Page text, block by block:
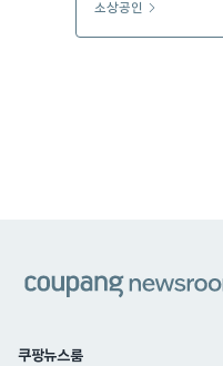
소상공인
쿠팡뉴스룸